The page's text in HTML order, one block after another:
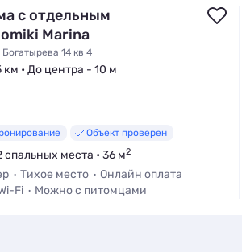
с отдельным
Marina
14 кв 4
км • До центра - 10 м
Объект проверен
спальных места • 36 м2
Тихое место
Онлайн оплата
Fi
Можно с питомцами